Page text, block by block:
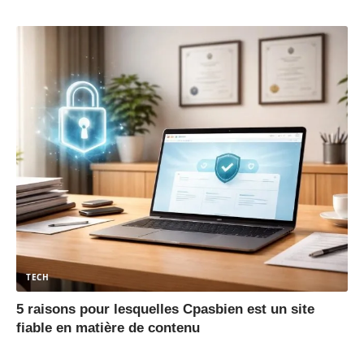
TECH
5 raisons pour lesquelles Cpasbien est un site
fiable en matière de contenu